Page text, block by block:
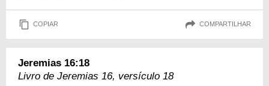
COPIAR COMPARTILHAR
Jeremias 16:18
Livro de Jeremias 16, versículo 18